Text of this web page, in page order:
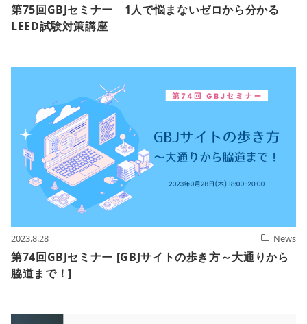
第75回GBJセミナー 1人で悩まないゼロから分かる
LEED試験対策講座
2023.8.28 News
第74回GBJセミナー [GBJサイトの歩き方～大通りから
脇道まで！]